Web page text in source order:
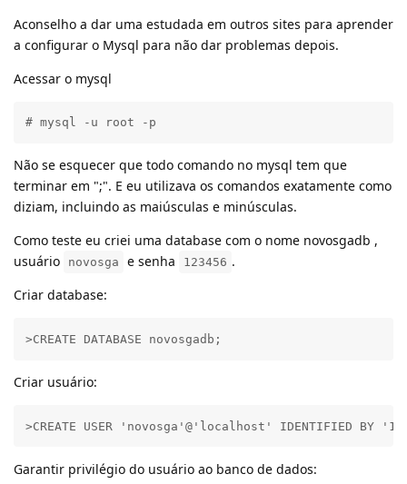
Aconselho a dar uma estudada em outros sites para aprender
a configurar o Mysql para não dar problemas depois.
Acessar o mysql
# mysql -u root -p
Não se esquecer que todo comando no mysql tem que
terminar em ";". E eu utilizava os comandos exatamente como
diziam, incluindo as maiúsculas e minúsculas.
Como teste eu criei uma database com o nome novosgadb ,
usuário
novosga e senha 123456 .
Criar database:
>CREATE DATABASE novosgadb;
Criar usuário:
>CREATE USER 'novosga'@'localhost' IDENTIFIED BY
Garantir privilégio do usuário ao banco de dados: